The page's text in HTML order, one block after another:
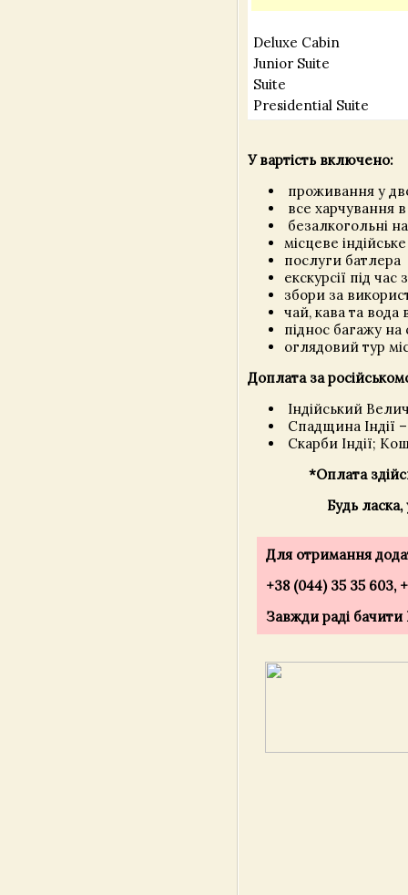
Deluxe Cabin
Junior Suite
Suite
Presidential Suite
У вартість включено:
проживання у
все харчування
безалкогольні
місцеве
послуги батлера
екскурсії під
збори за
чай, кава та вода
піднос багажу на
оглядовий тур
Доплата за
Індійський
Спадщина Індії
Скарби Індії;
*Оплата
Будь
Для отримання
+38 (044) 35 35 603,
Завжди раді бачити